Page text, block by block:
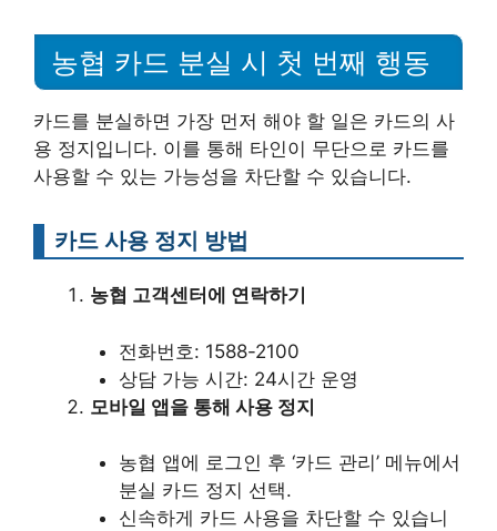
농협 카드 분실 시 첫 번째 행동
카드를 분실하면 가장 먼저 해야 할 일은 카드의 사
용 정지입니다. 이를 통해 타인이 무단으로 카드를
사용할 수 있는 가능성을 차단할 수 있습니다.
카드 사용 정지 방법
농협 고객센터에 연락하기
전화번호: 1588-2100
상담 가능 시간: 24시간 운영
모바일 앱을 통해 사용 정지
농협 앱에 로그인 후 ‘카드 관리’ 메뉴에서
분실 카드 정지 선택.
신속하게 카드 사용을 차단할 수 있습니